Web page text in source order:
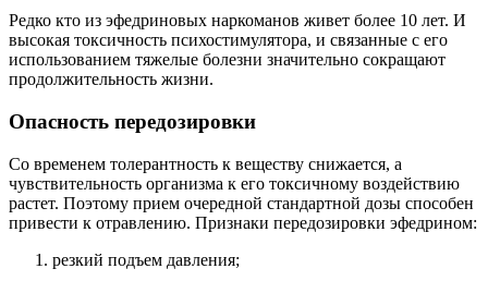
Редко кто из эфедриновых наркоманов живет более 10 лет. И
высокая токсичность психостимулятора, и связанные с его
использованием тяжелые болезни значительно сокращают
продолжительность жизни.
Опасность передозировки
Со временем толерантность к веществу снижается, а
чувствительность организма к его токсичному воздействию
растет. Поэтому прием очередной стандартной дозы способен
привести к отравлению. Признаки передозировки эфедрином:
резкий подъем давления;